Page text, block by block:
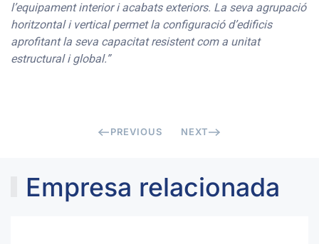
l’equipament interior i acabats exteriors. La seva agrupació
horitzontal i vertical permet la configuració d’edificis
aprofitant la seva capacitat resistent com a unitat
estructural i global.”
PREVIOUS NEXT
Empresa relacionada